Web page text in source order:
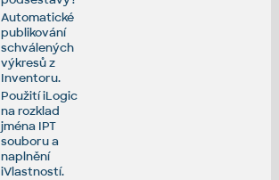
Automatické
publikování
schválených
výkresů z
Inventoru.
Použití iLogic
na rozklad
jména IPT
souboru a
naplnění
iVlastností.